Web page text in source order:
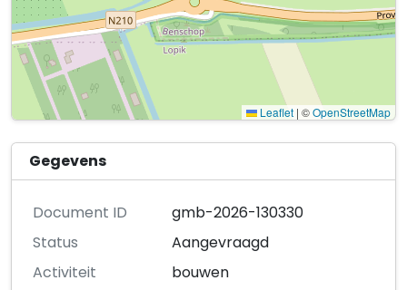
Leaflet | ©OpenStreetMap
Gegevens
Document ID
gmb-2026-130330
Status
Aangevraagd
Activiteit
bouwen